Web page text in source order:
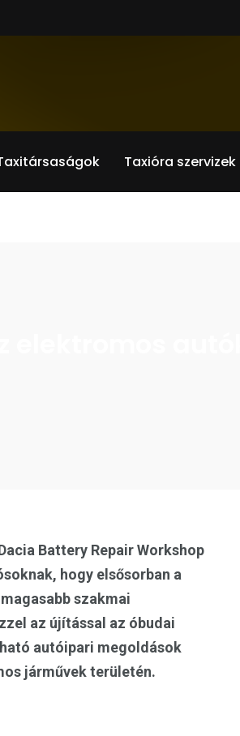
Taxióra szervizek
Battery Repair Workshop
hogy elsősorban a
szakmai
az újítással az óbudai
autóipari megoldások
járművek területén.